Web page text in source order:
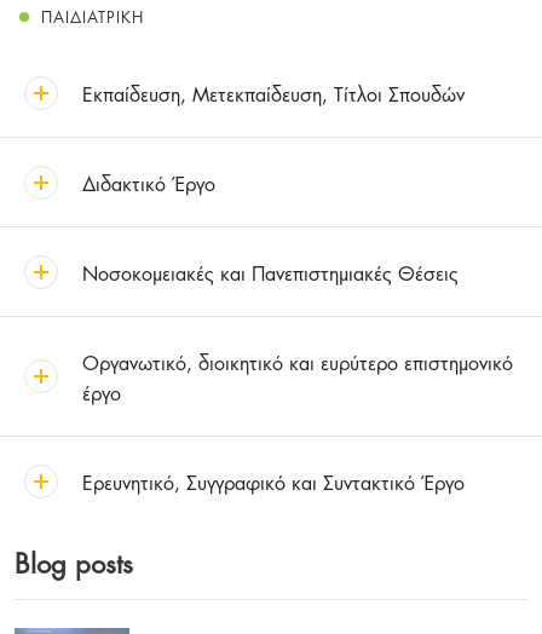
ΠΑΙΔΙΑΤΡΙΚΉ
Εκπαίδευση, Μετεκπαίδευση, Τίτλοι Σπουδών
Διδακτικό Έργο
Νοσοκομειακές και Πανεπιστημιακές Θέσεις
Οργανωτικό, διοικητικό και ευρύτερο επιστημονικό
έργο
Ερευνητικό, Συγγραφικό και Συντακτικό Έργο
Blog posts